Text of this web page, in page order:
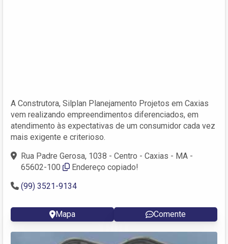
A Construtora, Silplan Planejamento Projetos em Caxias
vem realizando empreendimentos diferenciados, em
atendimento às expectativas de um consumidor cada vez
mais exigente e criterioso.
Rua Padre Gerosa, 1038 - Centro - Caxias - MA -
65602-100
Endereço copiado!
(99) 3521-9134
Mapa Comente